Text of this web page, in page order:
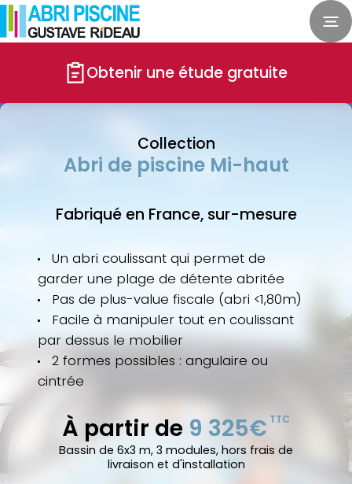
Obtenir une étude gratuite
Collection
Abri de piscine Mi-haut
Fabriqué en France, sur-mesure
Un abri coulissant qui permet de
garder une plage de détente abritée
Pas de plus-value fiscale (abri <1,80m)
Facile à manipuler tout en coulissant
par dessus le mobilier
2 formes possibles : angulaire ou
cintrée
À partir de 9 325€ TTC
Bassin de 6x3 m, 3 modules, hors frais de
livraison et d'installation